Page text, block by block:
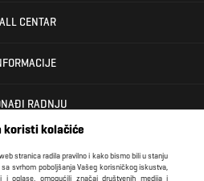
koristi kolačiće
stranica radila pravilno i kako bismo bili u stanju
svrhom poboljšanja Vašeg korisničkog iskustva,
i oglase, omogućili značaj društvenih medija i
CENTAR
RADNJU